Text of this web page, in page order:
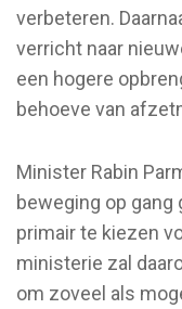
verbeteren.
verricht naar
een hogere
behoeve van
Minister Rabin
beweging op gang
primair te kiezen
ministerie zal
om zoveel als